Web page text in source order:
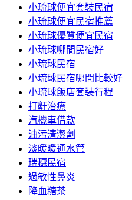
小琉球便宜套裝民宿
小琉球便宜民宿推薦
小琉球優質便宜民宿
小琉球哪間民宿好
小琉球民宿
小琉球民宿哪間比較好
小琉球飯店套裝行程
打鼾治療
汽機車借款
油污清潔劑
淡暖暖通水管
瑞穗民宿
過敏性鼻炎
降血糖茶